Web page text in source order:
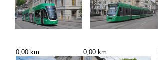
0,00 km 0,00 km